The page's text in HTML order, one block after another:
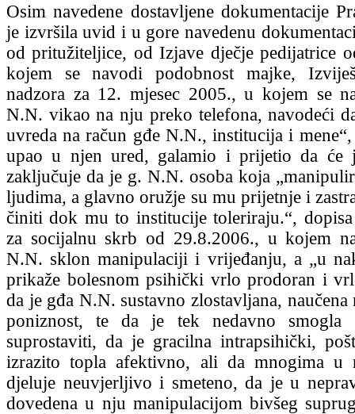
Osim navedene dostavljene dokumentacije
je izvršila uvid i u gore navedenu
od pritužiteljice, od Izjave dječje pedijatrice
kojem se navodi podobnost majke,
nadzora za 12. mjesec 2005., u kojem se
N.N. vikao na nju preko telefona, navodeći
uvreda na račun gđe N.N., institucija i
upao u njen ured, galamio i prijetio da će
zaključuje da je g. N.N. osoba koja
ljudima, a glavno oružje su mu prijetnje i
činiti dok mu to institucije toleriraju.“,
za socijalnu skrb od 29.8.2006., u kojem
N.N. sklon manipulaciji i vrijeđanju, a „u
prikaže bolesnom psihički vrlo prodoran i
da je gđa N.N. sustavno zlostavljana,
poniznost, te da je tek nedavno smogla
suprostaviti, da je gracilna intrapsihički,
izrazito topla afektivno, ali da mnogima u
djeluje neuvjerljivo i smeteno, da je u
dovedena u nju manipulacijom bivšeg